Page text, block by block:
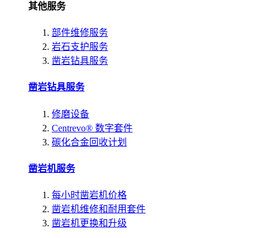
其他服务
部件维修服务
岩石支护服务
凿岩钻具服务
凿岩钻具服务
修磨设备
Centrevo® 数字套件
碳化合金回收计划
凿岩机服务
每小时凿岩机价格
凿岩机维修和耐用套件
凿岩机更换和升级